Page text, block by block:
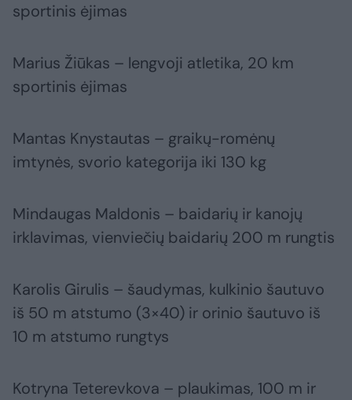
sportinis ėjimas
Marius Žiūkas – lengvoji atletika, 20 km
sportinis ėjimas
Mantas Knystautas – graikų-romėnų
imtynės, svorio kategorija iki 130 kg
Mindaugas Maldonis – baidarių ir kanojų
irklavimas, vienviečių baidarių 200 m rungtis
Karolis Girulis – šaudymas, kulkinio šautuvo
iš 50 m atstumo (3×40) ir orinio šautuvo iš
10 m atstumo rungtys
Kotryna Teterevkova – plaukimas, 100 m ir